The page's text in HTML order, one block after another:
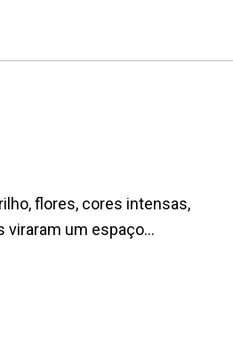
flores, cores intensas,
um espaço...